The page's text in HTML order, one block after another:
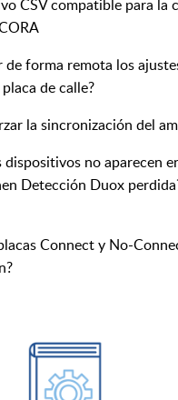
CSV compatible para la
de forma remota los
de calle?
la sincronización del
dispositivos no aparecen
Detección Duox
Connect y No-